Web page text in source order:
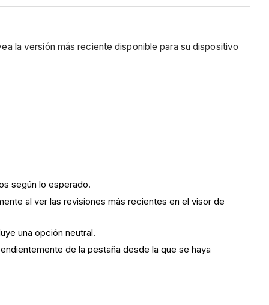
la versión más reciente disponible para su dispositivo
según lo esperado.
al ver las revisiones más recientes en el visor de
una opción neutral.
de la pestaña desde la que se haya